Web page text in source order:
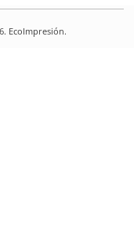
EcoImpresión.